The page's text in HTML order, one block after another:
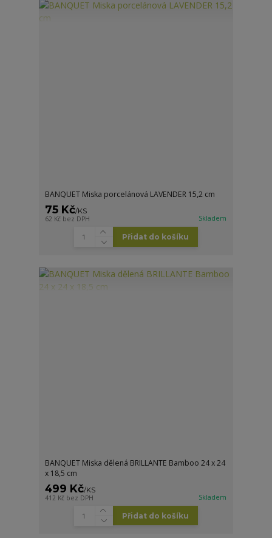
BANQUET Miska porcelánová LAVENDER 15,2 cm
75 Kč/KS
62 Kč bez DPH Skladem
Přidat do košíku
BANQUET Miska dělená BRILLANTE Bamboo 24 x 24
x 18,5 cm
499 Kč/KS
412 Kč bez DPH Skladem
Přidat do košíku